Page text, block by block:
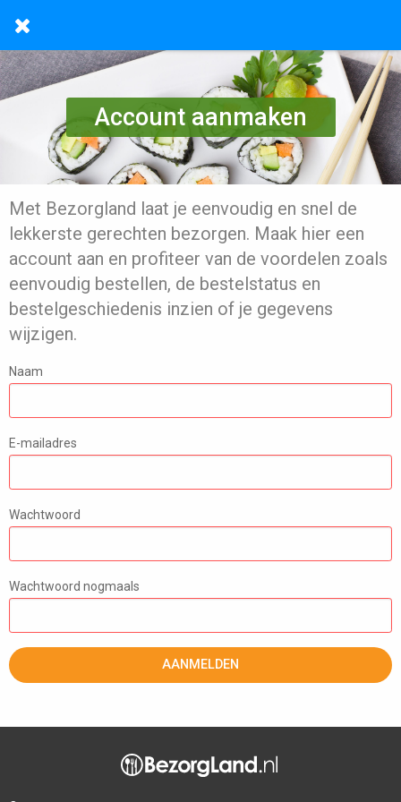
Account aanmaken
Met Bezorgland laat je eenvoudig en snel de
lekkerste gerechten bezorgen. Maak hier een
account aan en profiteer van de voordelen zoals
eenvoudig bestellen, de bestelstatus en
bestelgeschiedenis inzien of je gegevens
wijzigen.
Naam
E-mailadres
Wachtwoord
Wachtwoord nogmaals
AANMELDEN